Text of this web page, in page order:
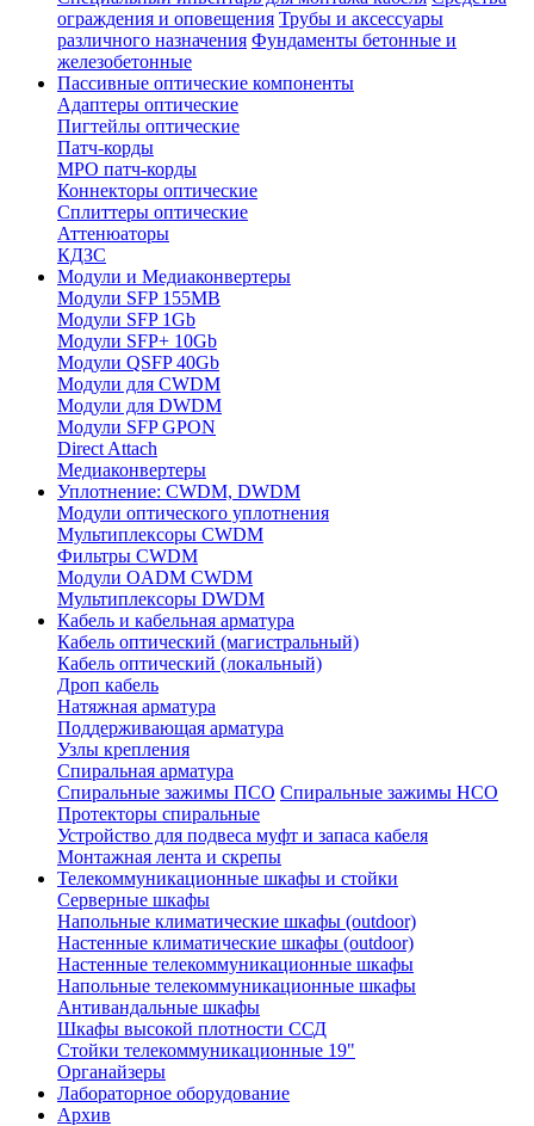
ограждения и оповещения Трубы и аксессуары
различного назначения Фундаменты бетонные и
железобетонные
Пассивные оптические компоненты
Адаптеры оптические
Пигтейлы оптические
Патч-корды
MPO патч-корды
Коннекторы оптические
Сплиттеры оптические
Аттенюаторы
КДЗС
Модули и Медиаконвертеры
Модули SFP 155MB
Модули SFP 1Gb
Модули SFP+ 10Gb
Модули QSFP 40Gb
Модули для CWDM
Модули для DWDM
Модули SFP GPON
Direct Attach
Медиаконвертеры
Уплотнение: CWDM, DWDM
Модули оптического уплотнения
Мультиплексоры CWDM
Фильтры CWDM
Модули OADM CWDM
Мультиплексоры DWDM
Кабель и кабельная арматура
Кабель оптический (магистральный)
Кабель оптический (локальный)
Дроп кабель
Натяжная арматура
Поддерживающая арматура
Узлы крепления
Спиральная арматура
Спиральные зажимы ПСО Спиральные зажимы НСО
Протекторы спиральные
Устройство для подвеса муфт и запаса кабеля
Монтажная лента и скрепы
Телекоммуникационные шкафы и стойки
Серверные шкафы
Напольные климатические шкафы (outdoor)
Настенные климатические шкафы (outdoor)
Настенные телекоммуникационные шкафы
Напольные телекоммуникационные шкафы
Антивандальные шкафы
Шкафы высокой плотности ССД
Стойки телекоммуникационные 19"
Органайзеры
Лабораторное оборудование
Архив